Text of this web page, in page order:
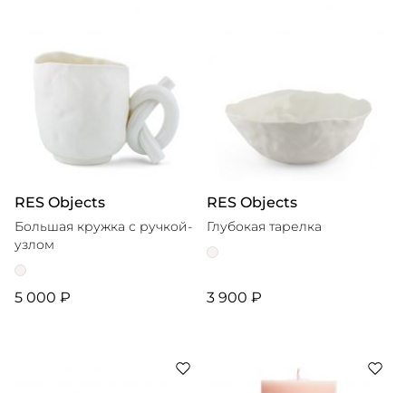
RES Objects
Большая кружка с ручкой-
узлом
5 000 ₽
RES Objects
Глубокая тарелка
3 900 ₽